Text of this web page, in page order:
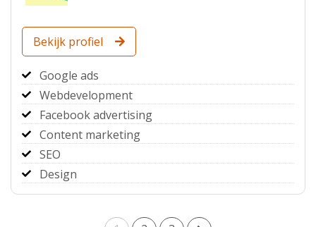
Bekijk profiel
Google ads
Webdevelopment
Facebook advertising
Content marketing
SEO
Design